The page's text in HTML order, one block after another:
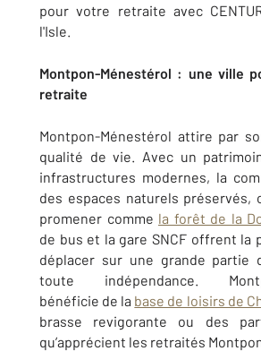
pour votre retraite avec
l'Isle.
Montpon-Ménestérol : une ville
retraite
Montpon-Ménestérol attire par
qualité de vie. Avec un
infrastructures modernes, la
des espaces naturels préservés,
promener comme la forêt de la
de bus et la gare SNCF offrent la
déplacer sur une grande partie
toute indépendance.
bénéficie de la base de loisirs de
brasse revigorante ou des
qu’apprécient les retraités